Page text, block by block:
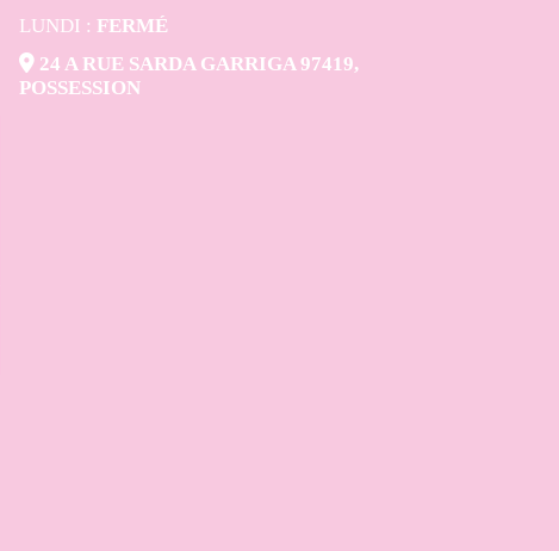
LUNDI :FERMÉ
 24 A RUE SARDA GARRIGA 97419,
POSSESSION